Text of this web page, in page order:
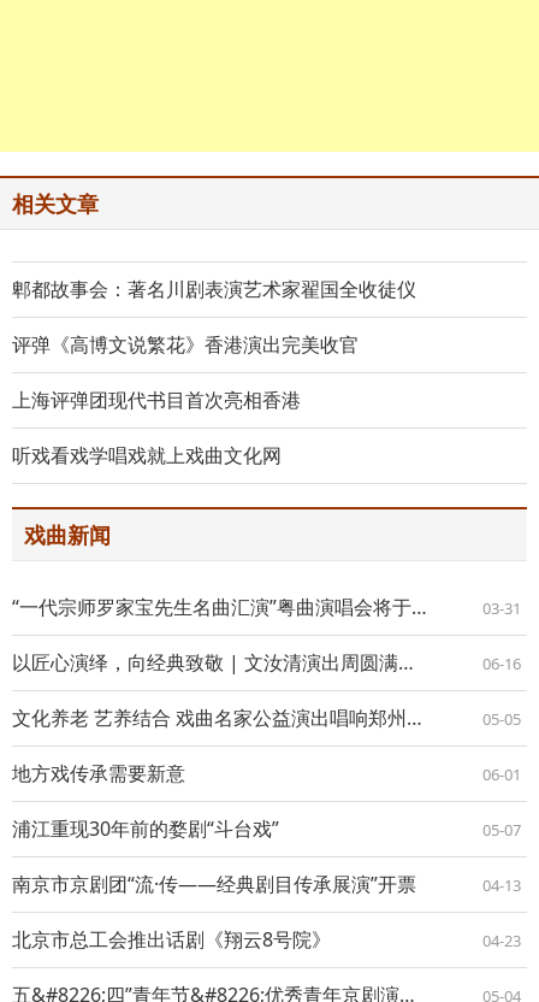
相关文章
郫都故事会：著名川剧表演艺术家翟国全收徒仪
评弹《高博文说繁花》香港演出完美收官
上海评弹团现代书目首次亮相香港
听戏看戏学唱戏就上戏曲文化网
戏曲新闻
“一代宗师罗家宝先生名曲汇演”粤曲演唱会将于4月3日在香港沙田大会 03-31
以匠心演绎，向经典致敬 | 文汝清演出周圆满成功 06-16
文化养老 艺养结合 戏曲名家公益演出唱响郑州如意湖畔 05-05
地方戏传承需要新意 06-01
浦江重现30年前的婺剧“斗台戏” 05-07
南京市京剧团“流·传——经典剧目传承展演”开票 04-13
北京市总工会推出话剧《翔云8号院》 04-23
五&#8226;四”青年节&#8226;优秀青年京剧演员演唱会 05-04